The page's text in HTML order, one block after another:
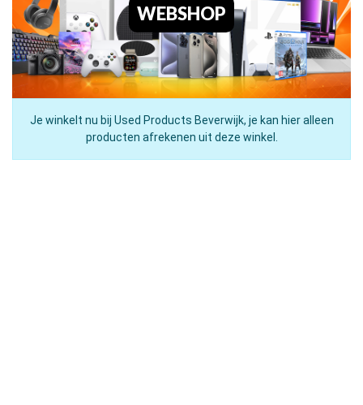
WEBSHOP
Je winkelt nu bij Used Products Beverwijk, je kan hier alleen
producten afrekenen uit deze winkel.